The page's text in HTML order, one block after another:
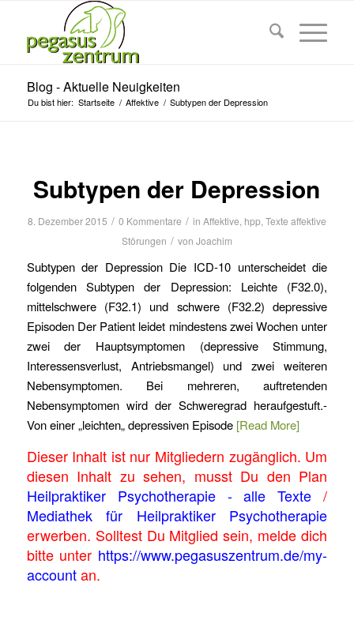
Blog - Aktuelle Neuigkeiten
Du bist hier: Startseite / Affektive / Subtypen der Depression
Subtypen der Depression
8. Dezember 2015 / 0 Kommentare / in Affektive, hpp, Texte affektive
Störungen / von Joachim
Subtypen der Depression Die ICD-10 unterscheidet die
folgenden Subtypen der Depression: Leichte (F32.0),
mittelschwere (F32.1) und schwere (F32.2) depressive
Episoden Der Patient leidet mindestens zwei Wochen unter
zwei der Hauptsymptomen (depressive Stimmung,
Interessensverlust, Antriebsmangel) und zwei weiteren
Nebensymptomen. Bei mehreren, auftretenden
Nebensymptomen wird der Schweregrad heraufgestuft.-
Von einer „leichten„ depressiven Episode[Read More]
Dieser Inhalt ist nur Mitgliedern zugänglich. Um
diesen Inhalt zu sehen, musst Du den Plan
Heilpraktiker Psychotherapie - alle Texte /
Mediathek für Heilpraktiker Psychotherapie
erwerben. Solltest Du Mitglied sein, melde dich
bitte unter https://www.pegasuszentrum.de/my-
accountan.